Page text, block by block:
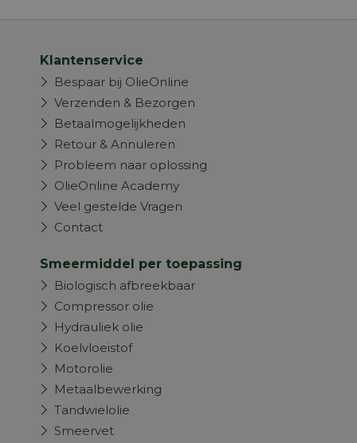
Klantenservice
Bespaar bij OlieOnline
Verzenden & Bezorgen
Betaalmogelijkheden
Retour & Annuleren
Probleem naar oplossing
OlieOnline Academy
Veel gestelde Vragen
Contact
Smeermiddel per toepassing
Biologisch afbreekbaar
Compressor olie
Hydrauliek olie
Koelvloeistof
Motorolie
Metaalbewerking
Tandwielolie
Smeervet